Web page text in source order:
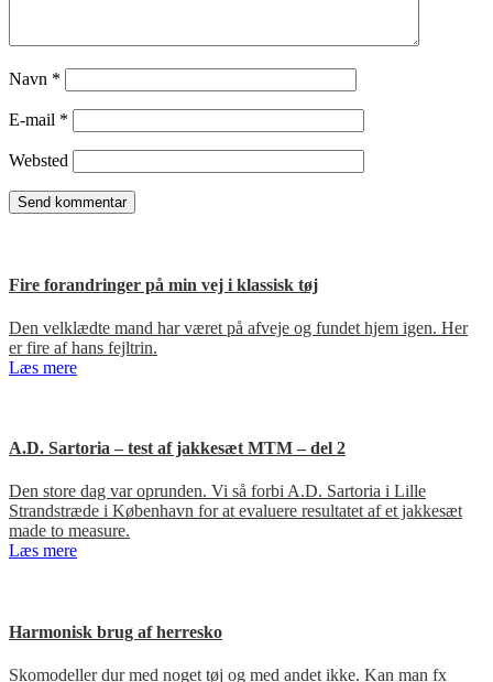
Navn *
E-mail *
Websted
Fire forandringer på min vej i klassisk tøj
Den velklædte mand har været på afveje og fundet hjem igen. Her
er fire af hans fejltrin.
Læs mere
A.D. Sartoria – test af jakkesæt MTM – del 2
Den store dag var oprunden. Vi så forbi A.D. Sartoria i Lille
Strandstræde i København for at evaluere resultatet af et jakkesæt
made to measure.
Læs mere
Harmonisk brug af herresko
Skomodeller dur med noget tøj og med andet ikke. Kan man fx